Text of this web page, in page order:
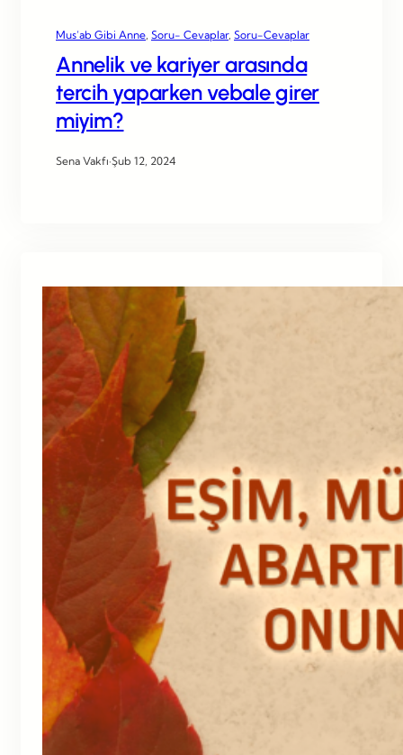
Mus’ab Gibi Anne Soru- Cevaplar, Soru-Cevaplar
Annelik ve kariyer arasında
tercih yaparken vebale girer
miyim?
Sena Vakfı·Şub 12, 2024